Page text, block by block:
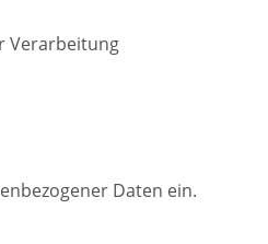
Verarbeitung
Daten ein.